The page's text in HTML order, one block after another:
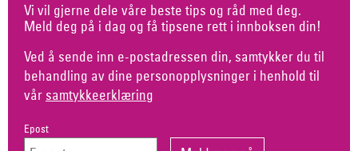
Vi vil gjerne dele våre beste tips og råd med deg.
Meld deg på i dag og få tipsene rett i innboksen din!
Ved å sende inn e-postadressen din, samtykker du til
behandling av dine personopplysninger i henhold til
vår samtykkeerklæring
Epost